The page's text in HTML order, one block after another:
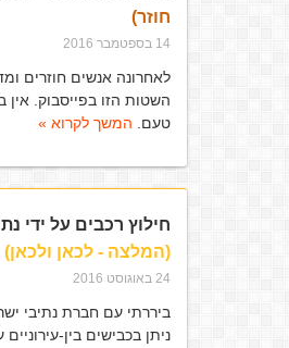
חוזר)
14 בספטמבר 2016
לאחרונה אנשים חוזרים
השטות הזו בפייסבוק. אין
טעם. המשך לקרוא »
חילוץ רכבים על ידי
(המלצה - לכאן ולכאן)
24 באוגוסט 2016
ביררתי עם חברת נתיבי
ניתן בכבישים בין-